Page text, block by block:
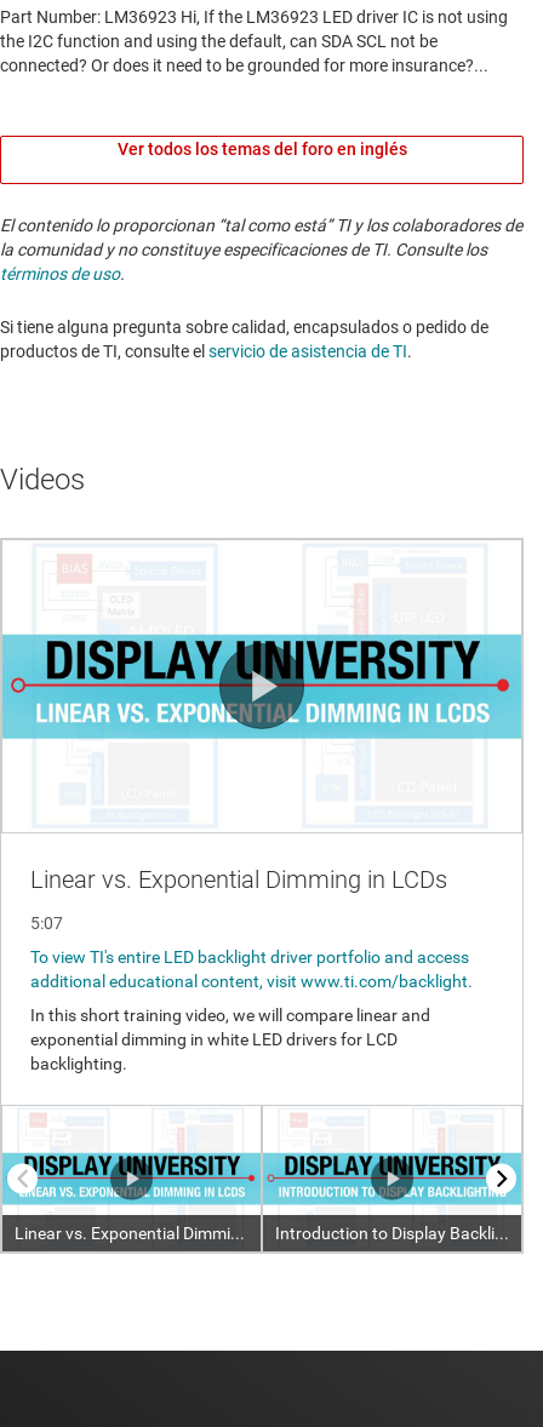
Ver todos los temas del foro en inglés
El contenido lo proporcionan “tal como está” TI y los colaboradores de
la comunidad y no constituye especificaciones de TI. Consulte los
términos de uso.
Si tiene alguna pregunta sobre calidad, encapsulados o pedido de
productos de TI, consulte el servicio de asistencia de TI. ​​​​​​​​​​​​​​
Videos